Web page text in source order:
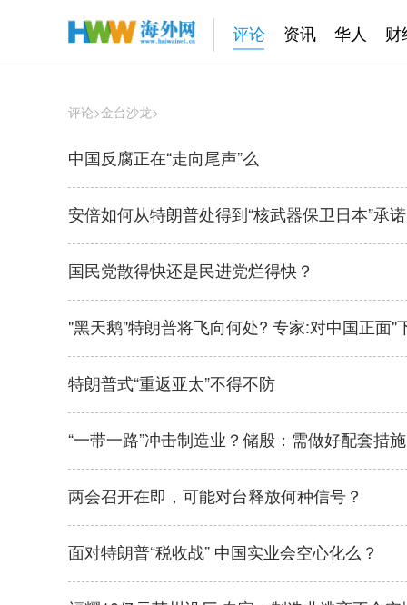
评论 资讯 华人 财
评论>金台沙龙>
中国反腐正在“走向尾声”么
安倍如何从特朗普处得到“核武器保卫日本”承诺
国民党散得快还是民进党烂得快？
"黑天鹅"特朗普将飞向何处? 专家:对中国正面"
特朗普式“重返亚太”不得不防
“一带一路”冲击制造业？储殷：需做好配套措施
两会召开在即，可能对台释放何种信号？
面对特朗普“税收战” 中国实业会空心化么？